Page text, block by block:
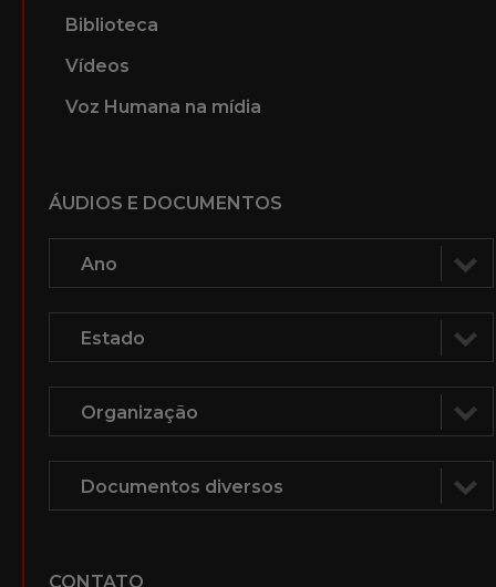
Biblioteca
Vídeos
Voz Humana na mídia
ÁUDIOS E DOCUMENTOS
CONTATO